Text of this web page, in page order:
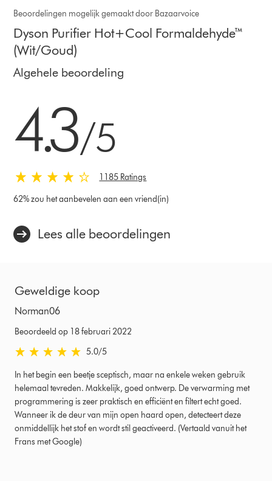
Beoordelingen mogelijk gemaakt door Bazaarvoice
Dyson Purifier Hot+Cool Formaldehyde™
(Wit/Goud)
Algehele beoordeling
4.3/5
1185 Ratings
62% zou het aanbevelen aan een vriend(in)
Lees alle beoordelingen
Geweldige koop
Norman06
Beoordeeld op 18 februari 2022
5.0 sterren van 5 van Beoordeeld op 18 februari 2022 Ratings
5.0/5
In het begin een beetje sceptisch, maar na enkele weken gebruik
helemaal tevreden. Makkelijk, goed ontwerp. De verwarming met
programmering is zeer praktisch en efficiënt en filtert echt goed.
Wanneer ik de deur van mijn open haard open, detecteert deze
onmiddellijk het stof en wordt stil geactiveerd. (Vertaald vanuit het
Frans met Google)